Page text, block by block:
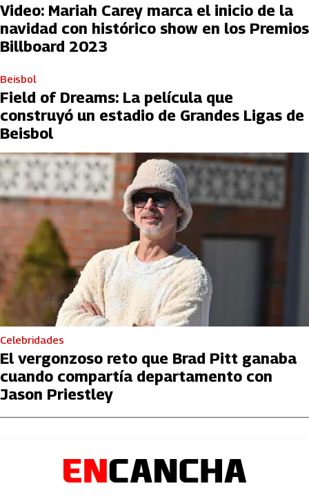
Video: Mariah Carey marca el inicio de la
navidad con histórico show en los Premios
Billboard 2023
Beisbol
Field of Dreams: La película que
construyó un estadio de Grandes Ligas de
Beisbol
Celebridades
El vergonzoso reto que Brad Pitt ganaba
cuando compartía departamento con
Jason Priestley